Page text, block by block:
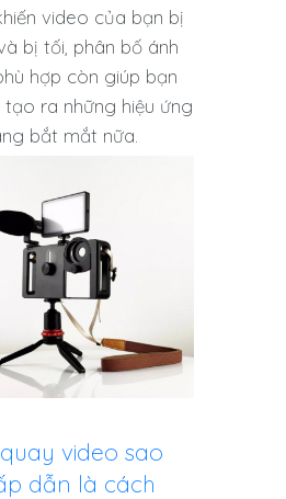
video của bạn bị
bị tối, phân bố ánh
hợp còn giúp bạn
tạo ra những hiệu ứng
bắt mắt nữa.
video sao
dẫn là cách